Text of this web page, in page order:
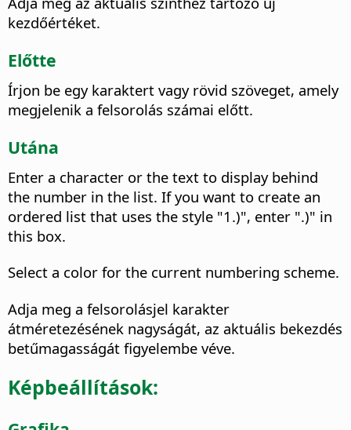
kezdőértéket.
Előtte
Írjon be egy karaktert vagy rövid szöveget, amely
megjelenik a felsorolás számai előtt.
Utána
Enter a character or the text to display behind
the number in the list. If you want to create an
ordered list that uses the style "1.)", enter ".)" in
this box.
Select a color for the current numbering scheme.
Adja meg a felsorolásjel karakter
átméretezésének nagyságát, az aktuális bekezdés
betűmagasságát figyelembe véve.
Képbeállítások: